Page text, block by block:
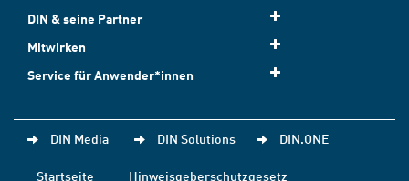
DIN & seine Partner
Mitwirken
Service für Anwender*innen
DIN Media DIN Solutions DIN.ONE
Startseite
Hinweisgeberschutzgesetz